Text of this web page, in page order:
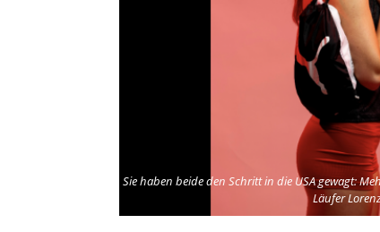
Sie haben beide den Schritt in die USA gewagt:
Läufer